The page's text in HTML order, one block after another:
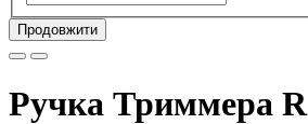
Продовжити
Ручка Триммера R